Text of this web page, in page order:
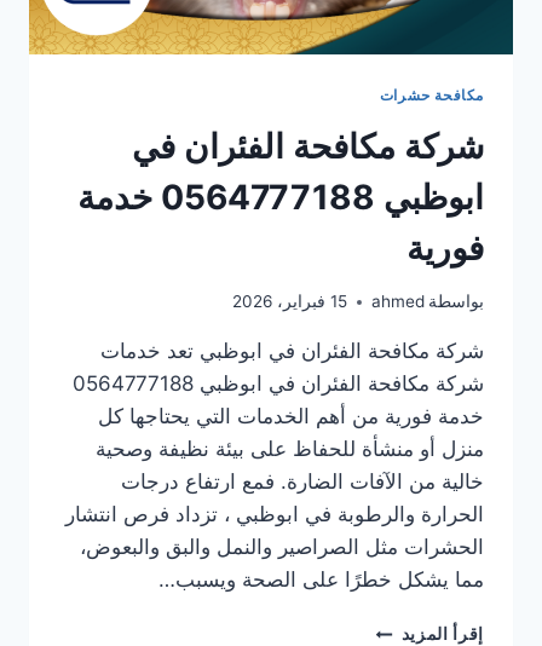
مكافحة حشرات
شركة مكافحة الفئران في
ابوظبي 0564777188 خدمة
فورية
بواسطة ahmed 15 فبراير، 2026
شركة مكافحة الفئران في ابوظبي تعد خدمات
شركة مكافحة الفئران في ابوظبي 0564777188
خدمة فورية من أهم الخدمات التي يحتاجها كل
منزل أو منشأة للحفاظ على بيئة نظيفة وصحية
خالية من الآفات الضارة. فمع ارتفاع درجات
الحرارة والرطوبة في ابوظبي ، تزداد فرص انتشار
الحشرات مثل الصراصير والنمل والبق والبعوض،
مما يشكل خطرًا على الصحة ويسبب…
إقرأ المزيد شركة